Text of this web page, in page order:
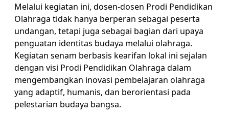
Melalui kegiatan ini, dosen-dosen Prodi Pendidikan
Olahraga tidak hanya berperan sebagai peserta
undangan, tetapi juga sebagai bagian dari upaya
penguatan identitas budaya melalui olahraga.
Kegiatan senam berbasis kearifan lokal ini sejalan
dengan visi Prodi Pendidikan Olahraga dalam
mengembangkan inovasi pembelajaran olahraga
yang adaptif, humanis, dan berorientasi pada
pelestarian budaya bangsa.